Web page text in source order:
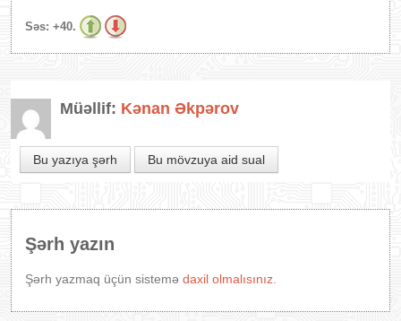
Səs: +40.
Müəllif: Kənan Əkpərov
Bu yazıya şərh Bu mövzuya aid sual
Şərh yazın
Şərh yazmaq üçün sistemə daxil olmalısınız.